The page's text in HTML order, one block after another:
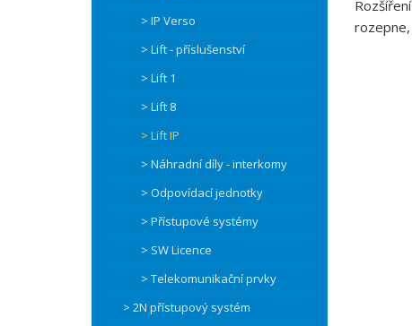
> IP Verso
> Lift - příslušenství
> Lift 1
> Lift 8
> Lift IP
> Náhradní díly - interkomy
> Odpovídací jednotky
> Přístupové systémy
> SW Licence
> Telekomunikační prvky
> 2N přístupový systém